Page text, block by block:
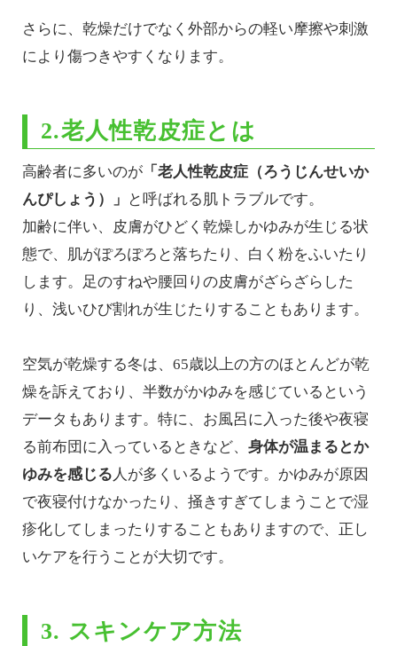
さらに、乾燥だけでなく外部からの軽い摩擦や刺激
により傷つきやすくなります。
2.老人性乾皮症とは
高齢者に多いのが 「老人性乾皮症（ろうじんせいか
んぴしょう）」
と呼ばれる肌トラブルです。
加齢に伴い、皮膚がひどく乾燥しかゆみが生じる状
態で、肌がぽろぽろと落ちたり、白く粉をふいたり
します。足のすねや腰回りの皮膚がざらざらした
り、浅いひび割れが生じたりすることもあります。
空気が乾燥する冬は、65歳以上の方のほとんどが乾
燥を訴えており、半数がかゆみを感じているという
データもあります。特に、お風呂に入った後や夜寝
る前布団に入っているときなど、 身体が温まるとか
ゆみを感じる 人が多くいるようです。かゆみが原因
で夜寝付けなかったり、掻きすぎてしまうことで湿
疹化してしまったりすることもありますので、正し
いケアを行うことが大切です。
3. スキンケア方法